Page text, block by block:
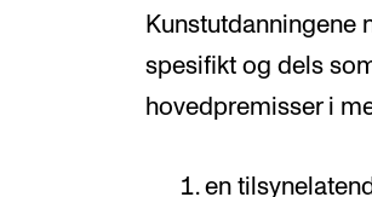
Kunstutdanningene
spesifikt og dels
hovedpremisser i
en